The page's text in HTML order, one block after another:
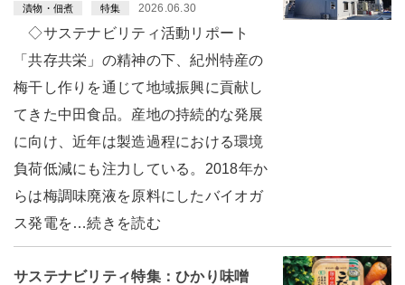
漬物・佃煮 特集 2026.06.30
◇サステナビリティ活動リポート
「共存共栄」の精神の下、紀州特産の
梅干し作りを通じて地域振興に貢献し
てきた中田食品。産地の持続的な発展
に向け、近年は製造過程における環境
負荷低減にも注力している。2018年か
らは梅調味廃液を原料にしたバイオガ
ス発電を…続きを読む
サステナビリティ特集：ひかり味噌